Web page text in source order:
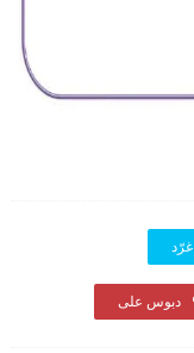
غرّد
دبوس على